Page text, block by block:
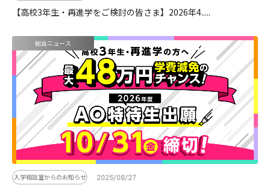
【高校3年生・再進学をご検討の皆さま】2026年4.....
総合ニュース
入学相談室からのお知らせ 2025/08/27